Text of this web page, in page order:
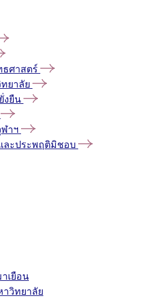
ศาสตร์
ยาลัย
งยืน
าฯ
ละประพฤติมิชอบ
เยือน
วิทยาลัย